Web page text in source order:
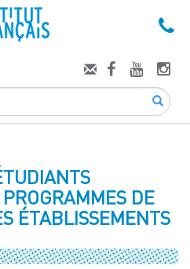
DE
ÉTABLISSEMENTS